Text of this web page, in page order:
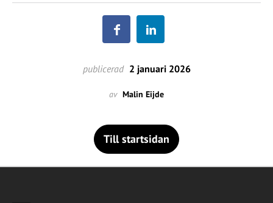
publicerad 2 januari 2026
av Malin Eijde
Till startsidan